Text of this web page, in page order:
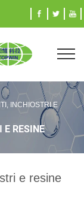
INCHIOSTRI E
E RESINE
e resine